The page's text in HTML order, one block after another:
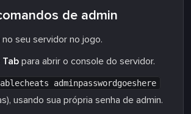
de admin
no seu servidor no jogo.
Tab para abrir o console do servidor.
adminpasswordgoeshere
usando sua própria senha de admin.